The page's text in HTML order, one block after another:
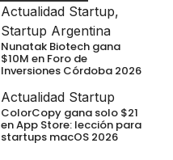
Actualidad Startup,
Startup Argentina
Nunatak Biotech gana
$10M en Foro de
Inversiones Córdoba 2026
Actualidad Startup
ColorCopy gana solo $21
en App Store: lección para
startups macOS 2026